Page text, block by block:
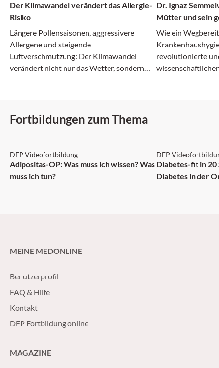
Der Klimawandel verändert das Allergie-
Risiko
Längere Pollensaisonen, aggressivere
Allergene und steigende
Luftverschmutzung: Der Klimawandel
verändert nicht nur das Wetter, sondern
Dr. Ignaz
Mütter und sein
Irrenanstalt
Wie ein
revolutionierte
Fortbildungen zum Thema
DFP: 2 Punkte
DFP Videofortbildung
Adipositas-OP: Was muss ich wissen? Was
muss ich tun?
DFP
Diabetes-fit in
Diabetes in der
MEINE MEDONLINE
Benutzerprofil
FAQ & Hilfe
Kontakt
DFP Fortbildung online
MAGAZINE